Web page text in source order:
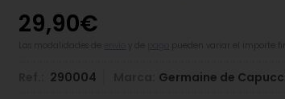
29,90€
pueden variar el importe
290004 Germaine de